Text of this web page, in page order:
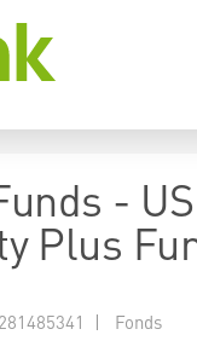
- US
Plus
| Fonds